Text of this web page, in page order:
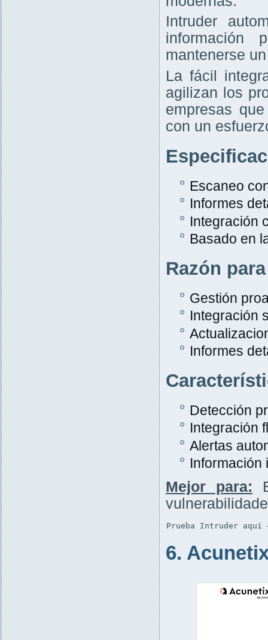
Intruder
información
mantenerse
La fácil
agilizan los
empresas
con un
Escaneo
Informes
Integración
Basado en
Razón
Gestión
Integración
Informes
Detección
Integración
Alertas
Información
Mejor para:
Prueba Intruder
6.